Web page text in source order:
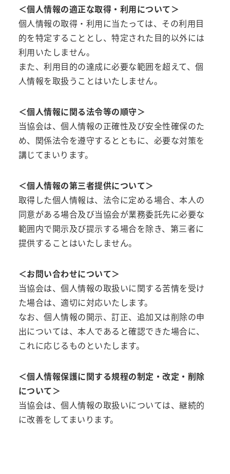
＜個人情報の適正な取得・利用について＞
個人情報の取得・利用に当たっては、その利用目
的を特定することとし、特定された目的以外には
利用いたしません。
また、利用目的の達成に必要な範囲を超えて、個
人情報を取扱うことはいたしません。
＜個人情報に関る法令等の順守＞
当協会は、個人情報の正確性及び安全性確保のた
め、関係法令を遵守するとともに、必要な対策を
講じてまいります。
＜個人情報の第三者提供について＞
取得した個人情報は、法令に定める場合、本人の
同意がある場合及び当協会が業務委託先に必要な
範囲内で開示及び提示する場合を除き、第三者に
提供することはいたしません。
＜お問い合わせについて＞
当協会は、個人情報の取扱いに関する苦情を受け
た場合は、適切に対応いたします。
なお、個人情報の開示、訂正、追加又は削除の申
出については、本人であると確認できた場合に、
これに応じるものといたします。
＜個人情報保護に関する規程の制定・改定・削除
について＞
当協会は、個人情報の取扱いについては、継続的
に改善をしてまいります。